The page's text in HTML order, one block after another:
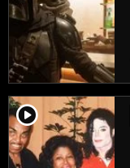
player2